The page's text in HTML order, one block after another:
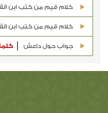
كلام قيم من كتب ابن
كلام قيم من كتب ابن
جواب حول داعش